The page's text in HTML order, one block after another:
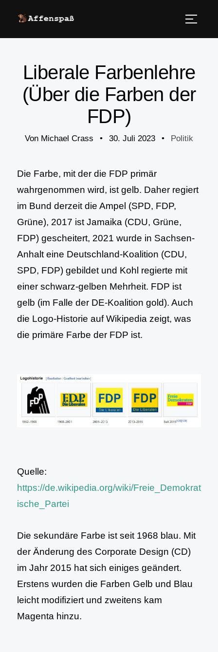
Liberale Farbenlehre
(Über die Farben der
FDP)
Von Michael Crass • 30. Juli 2023 • Politik
Die Farbe, mit der die FDP primär
wahrgenommen wird, ist gelb. Daher regiert
im Bund derzeit die Ampel (SPD, FDP,
Grüne), 2017 ist Jamaika (CDU, Grüne,
FDP) gescheitert, 2021 wurde in Sachsen-
Anhalt eine Deutschland-Koalition (CDU,
SPD, FDP) gebildet und Kohl regierte mit
einer schwarz-gelben Mehrheit. FDP ist
gelb (im Falle der DE-Koalition gold). Auch
die Logo-Historie auf Wikipedia zeigt, was
die primäre Farbe der FDP ist.
Quelle:
https://de.wikipedia.org/wiki/Freie_Demokrat
ische_Partei
Die sekundäre Farbe ist seit 1968 blau. Mit
der Änderung des Corporate Design (CD)
im Jahr 2015 hat sich einiges geändert.
Erstens wurden die Farben Gelb und Blau
leicht modifiziert und zweitens kam
Magenta hinzu.